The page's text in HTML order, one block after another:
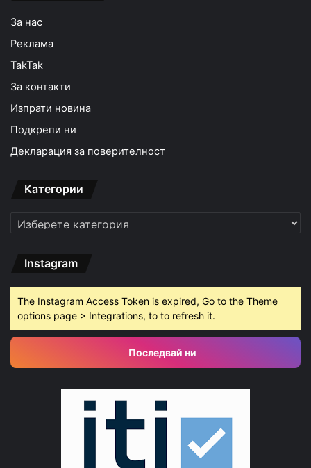
За нас
Реклама
TakTak
За контакти
Изпрати новина
Подкрепи ни
Декларация за поверителност
Категории
Категории
Instagram
The Instagram Access Token is expired, Go to the Theme
options page > Integrations, to to refresh it.
Последвай ни